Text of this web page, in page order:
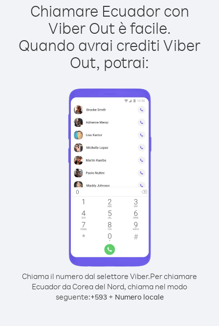
Chiamare Ecuador con
Viber Out è facile.
Quando avrai crediti Viber
Out, potrai:
Chiama il numero dal selettore Viber.Per chiamare
Ecuador da Corea del Nord, chiama nel modo
seguente:+593+ Numero locale